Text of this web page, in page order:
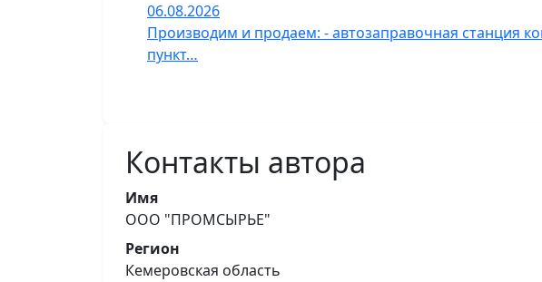
06.08.2026
Производим и продаем: - автозаправочная станция
пункт…
Контакты автора
Имя
ООО "ПРОМСЫРЬЕ"
Регион
Кемеровская область